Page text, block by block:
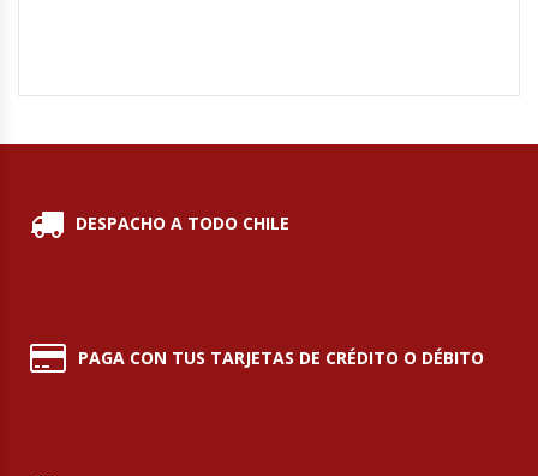
Selladoras Al Vacío
Shawarmas
DESPACHO A TODO CHILE
PAGA CON TUS TARJETAS DE CRÉDITO O DÉBITO